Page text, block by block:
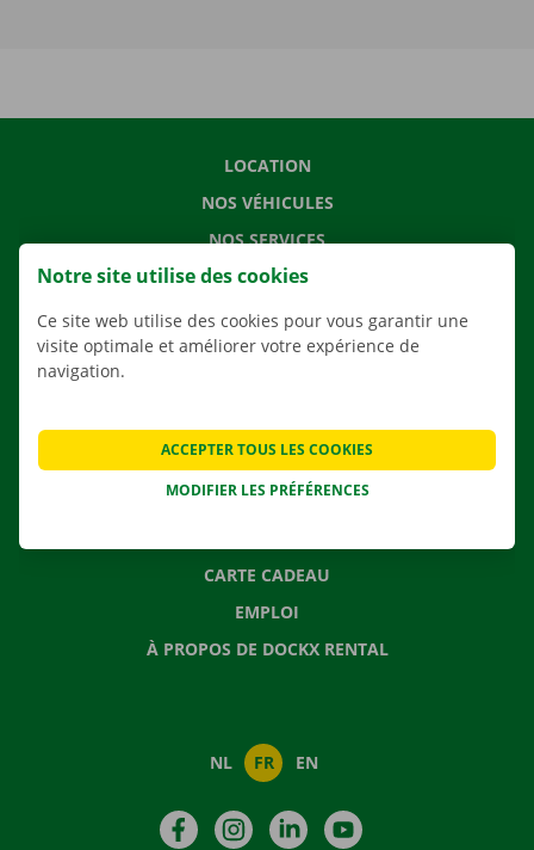
LOCATION
NOS VÉHICULES
NOS SERVICES
AGENCES
APPLI
SOLUTIONS DE DÉMÉNAGEMENT
QUESTIONS FRÉQUENTES
CARTE CADEAU
EMPLOI
À PROPOS DE DOCKX RENTAL
NL FR EN
FacebookInstagramLinkedIn
Notre site utilise des cookies
Ce site web utilise des cookies pour vous garantir une
visite optimale et améliorer votre expérience de
navigation.
MODIFIER LES PRÉFÉRENCES
ACCEPTER TOUS LES COOKIES